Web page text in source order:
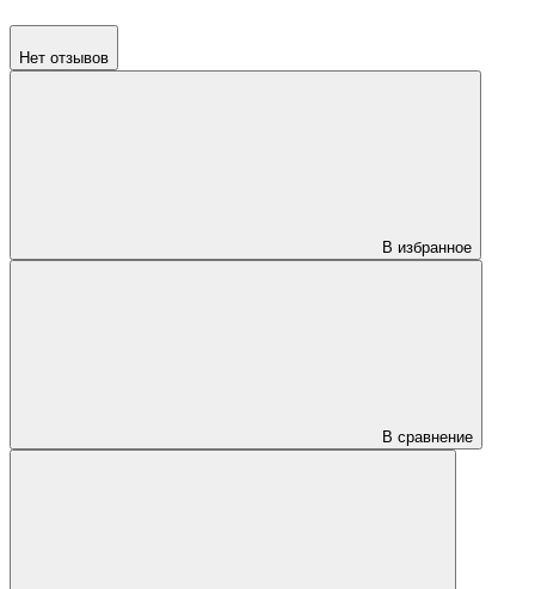
Нет отзывов
В избранное
В сравнение